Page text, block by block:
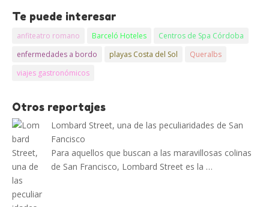
Te puede interesar
anfiteatro romano Barceló Hoteles
Centros de Spa Córdoba
enfermedades a bordo
playas Costa del Sol
Queralbs
viajes gastronómicos
Otros reportajes
Lombard Street, una de las peculiaridades de San
Fancisco
Para aquellos que buscan a las maravillosas colinas
de San Francisco, Lombard Street es la …